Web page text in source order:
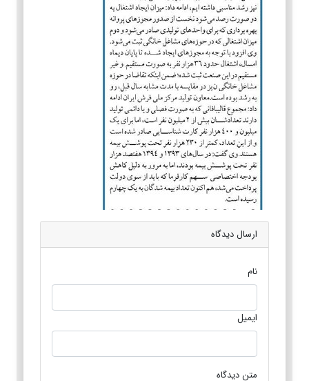
ارسال دیدگاه
نام
ایمیل
متن دیدگاه